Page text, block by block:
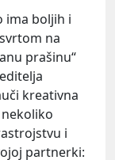
ima boljih i
na
prašinu“
kreativna
i
partnerki: